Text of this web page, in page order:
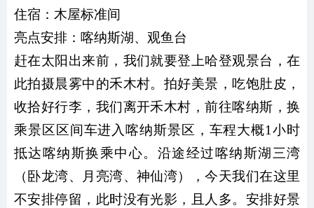
住宿：木屋标准间
亮点安排：喀纳斯湖、观鱼台
赶在太阳出来前，我们就要登上哈登观景台，在
此拍摄晨雾中的禾木村。拍好美景，吃饱肚皮，
收拾好行李，我们离开禾木村，前往喀纳斯，换
乘景区区间车进入喀纳斯景区，车程大概1小时
抵达喀纳斯换乘中心。沿途经过喀纳斯湖三湾
（卧龙湾、月亮湾、神仙湾），今天我们在这里
不安排停留，此时没有光影，且人多。安排好景